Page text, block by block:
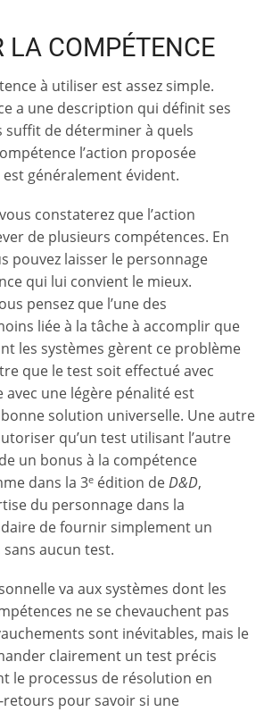
LA COMPÉTENCE
à utiliser est assez simple.
a une description qui définit ses
suffit de déterminer à quels
l’action proposée
généralement évident.
constaterez que l’action
de plusieurs compétences. En
pouvez laisser le personnage
qui lui convient le mieux.
pensez que l’une des
liée à la tâche à accomplir que
les systèmes gèrent ce problème
que le test soit effectué avec
avec une légère pénalité est
solution universelle. Une autre
qu’un test utilisant l’autre
un bonus à la compétence
dans la 3e édition deD&D,
du personnage dans la
de fournir simplement un
aucun test.
va aux systèmes dont les
ne se chevauchent pas
sont inévitables, mais le
clairement un test précis
le processus de résolution en
pour savoir si une